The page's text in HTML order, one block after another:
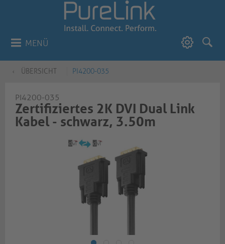
MENÜ
ÜBERSICHT PI4200-035
PI4200-035
Zertifiziertes 2K DVI Dual Link
Kabel - schwarz, 3.50m